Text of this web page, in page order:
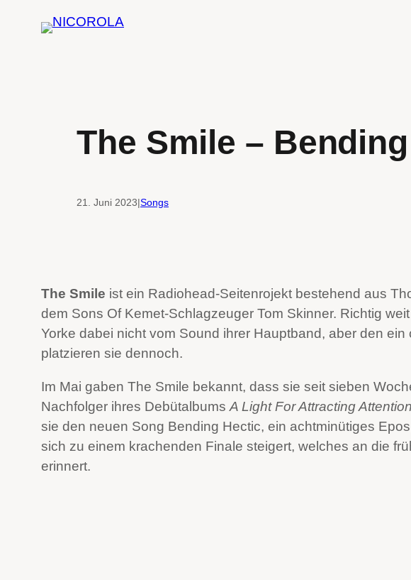
The Smile –
21. Juni 2023|Songs
The Smile ist ein Radiohead-Seitenrojekt bestehend aus
dem Sons Of Kemet-Schlagzeuger Tom Skinner. Richtig
Yorke dabei nicht vom Sound ihrer Hauptband, aber den
platzieren sie dennoch.
Im Mai gaben The Smile bekannt, dass sie seit sieben
Nachfolger ihres Debütalbums A Light For Attracting Attention
sie den neuen Song Bending Hectic, ein achtminütiges
sich zu einem krachenden Finale steigert, welches an die
erinnert.